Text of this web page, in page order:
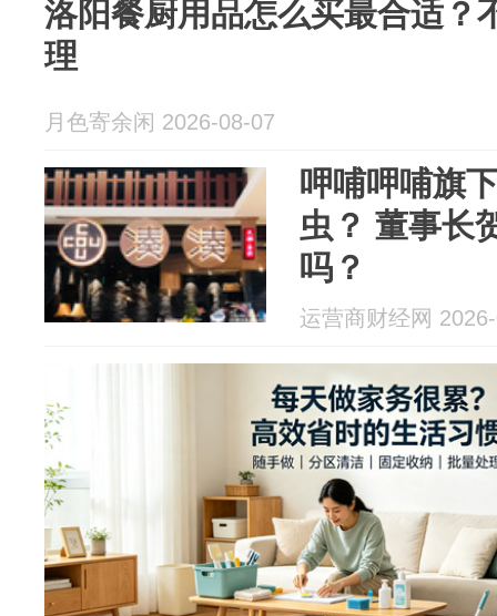
洛阳餐厨用品怎么买最合适？
理
月色寄余闲 2026-08-07
呷哺呷哺旗
虫？ 董事长
吗？
运营商财经网